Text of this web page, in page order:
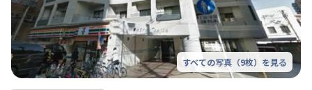
すべての写真（9枚）を見る